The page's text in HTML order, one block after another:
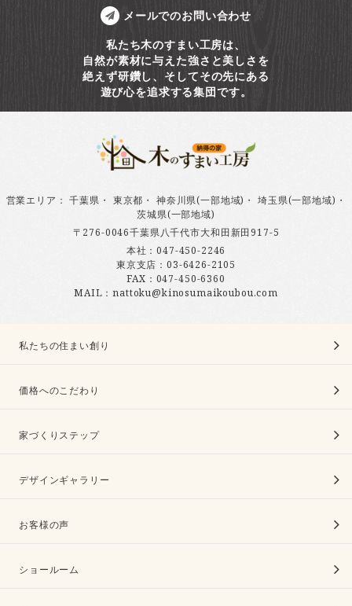
メールでのお問い合わせ
私たち木のすまい工房は、
自然が素材に与えた強さと美しさを
絶えず研鑽し、そしてその先にある
遊び心を追求する集団です。
営業エリア ：千葉県 ・ 東京都 ・ 神奈川県(一部地域) ・ 埼玉県(一部地域) ・
茨城県(一部地域)
〒276-0046千葉県八千代市大和田新田917-5
本社：047-450-2246
東京支店：03-6426-2105
FAX：047-450-6360
MAIL：nattoku@kinosumaikoubou.com
私たちの住まい創り
価格へのこだわり
家づくりステップ
デザインギャラリー
お客様の声
ショールーム